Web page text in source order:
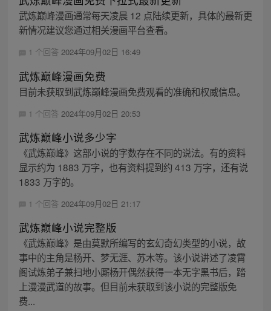
武炼巅峰漫画通常每天凌晨 12 点陆续更新，具体的最新更
新情况建议您通过相关漫画平台查看。
1 个回答 2024年09月02日 16:49
武炼巅峰漫画免费
目前未获取到武炼巅峰漫画免费观看的准确和权威信息。
1 个回答 2024年09月02日 20:53
武炼巅峰小说多少字
《武炼巅峰》这部小说的字数存在不同的说法。有的资料
显示约为 1883 万字，也有资料提到约 413 万字，还有说
1833 万字的。
1 个回答 2024年09月02日 21:17
武炼巅峰小说完整版
《武炼巅峰》是由莫默所编写的玄幻奇幻类型的小说，故
事中的主角是杨开、梦无涯、苏木等。该小说讲述了凌霄
阁试炼弟子兼扫地小厮杨开偶然获得一本无字黑书后，踏
上漫漫武道的故事。但目前未获取到该小说的完整版免
费...